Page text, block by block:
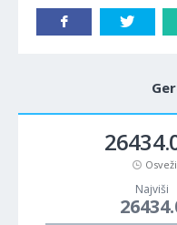
Najviši